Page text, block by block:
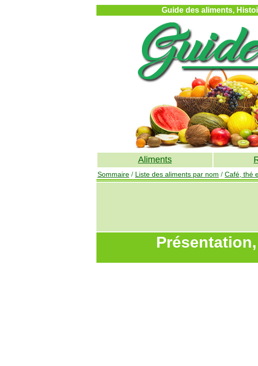
Guide des aliments,
Aliments
Sommaire / Liste des aliments par nom / Café, thé